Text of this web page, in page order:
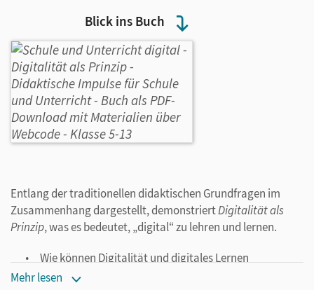
Blick ins Buch
Entlang der traditionellen didaktischen Grundfragen im
Zusammenhang dargestellt, demonstriertDigitalität als
Prinzip, was es bedeutet, „digital“ zu lehren und lernen.
Wie können Digitalität und digitales Lernen
zusammenkommen?
Mehr lesen